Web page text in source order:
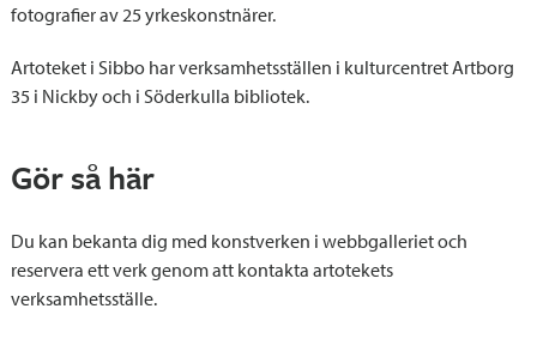
fotografier av 25 yrkeskonstnärer.
Artoteket i Sibbo har verksamhetsställen i kulturcentret Artborg
35 i Nickby och i Söderkulla bibliotek.
Gör så här
Du kan bekanta dig med konstverken i webbgalleriet och
reservera ett verk genom att kontakta artotekets
verksamhetsställe.